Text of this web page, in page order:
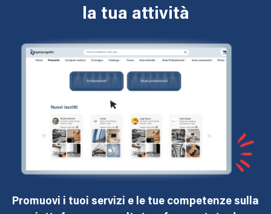
la tua attività
Promuovi i tuoi servizi e le tue competenze sulla